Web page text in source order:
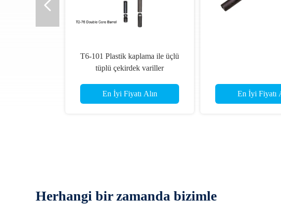
En İyi Fiyatı Alın
Herhangi bir zamanda bizimle